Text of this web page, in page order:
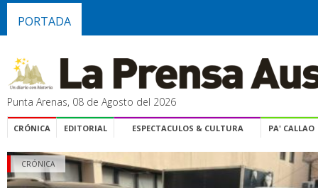
PORTADA
Punta Arenas, 08 de Agosto del 2026
CRÓNICA EDITORIAL ESPECTACULOS & CULTURA PA' CALLAO
CRÓNICA